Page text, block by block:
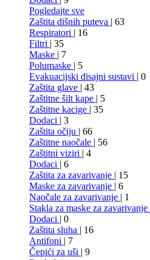
Pogledajte sve
Zaštita dišnih puteva | 63
Respiratori | 16
Filtri | 35
Maske | 7
Polumaske | 5
Evakuacijski disajni sustavi | 0
Zaštita glave | 43
Zaštitne šilt kape | 5
Zaštitne kacige | 35
Dodaci | 3
Zaštita očiju | 66
Zaštitne naočale | 56
Zaštitni viziri | 4
Dodaci | 6
Zaštita za zavarivanje | 15
Maske za zavarivanje | 6
Naočale za zavarivanje | 1
Stakla za maske za zavarivanje
Dodaci | 0
Zaštita sluha | 16
Antifoni | 7
Čepići za uši | 9